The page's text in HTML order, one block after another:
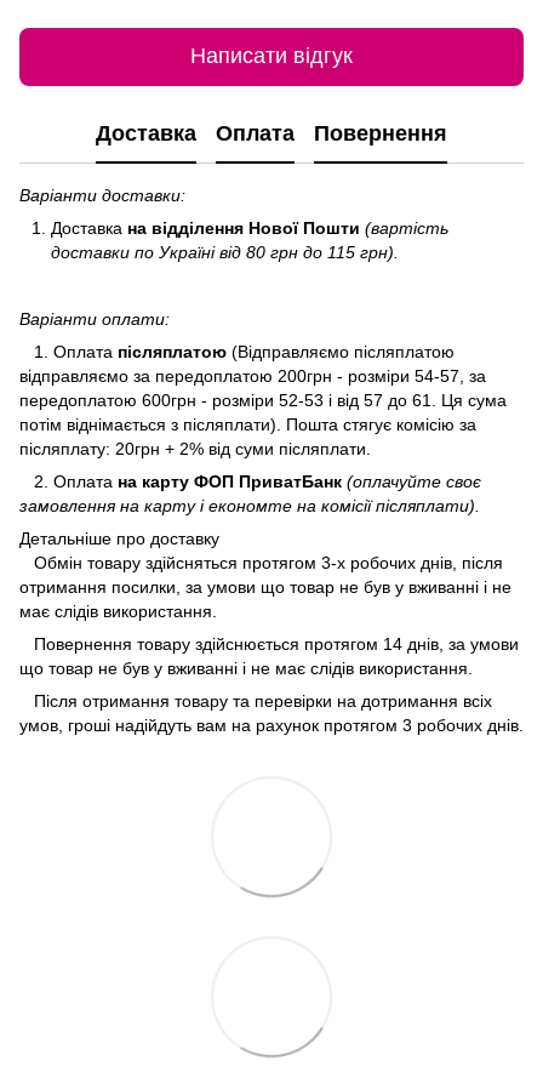
Написати відгук
Доставка Оплата Повернення
Варіанти доставки:
Доставка на відділення Нової Пошти (вартість
доставки по Україні від 80 грн до 115 грн).
Варіанти оплати:
1. Оплата післяплатою (Відправляємо післяплатою
відправляємо за передоплатою 200грн - розміри 54-57, за
передоплатою 600грн - розміри 52-53 і від 57 до 61. Ця сума
потім віднімається з післяплати). Пошта стягує комісію за
післяплату: 20грн + 2% від суми післяплати.
2. Оплата на карту ФОП ПриватБанк (оплачуйте своє
замовлення на карту і економте на комісії післяплати).
Детальніше про доставку
Обмін товару здійсняться протягом 3-х робочих днів, після
отримання посилки, за умови що товар не був у вживанні і не
має слідів використання.
Повернення товару здійснюється протягом 14 днів, за умови
що товар не був у вживанні і не має слідів використання.
Після отримання товару та перевірки на дотримання всіх
умов, гроші надійдуть вам на рахунок протягом 3 робочих днів.